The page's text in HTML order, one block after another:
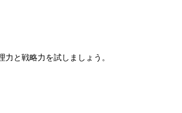
と戦略力を試しましょう。